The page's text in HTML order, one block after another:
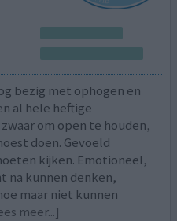
bezig met ophogen en
al hele heftige
om open te houden,
doen. Gevoeld
kijken. Emotioneel,
na kunnen denken,
maar niet kunnen
meer...]